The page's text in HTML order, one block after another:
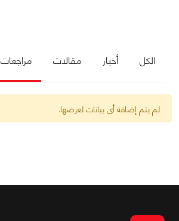
الكل أخبار مقالات مراجعات
لم يتم إضافة أى بيانات لعرضها.